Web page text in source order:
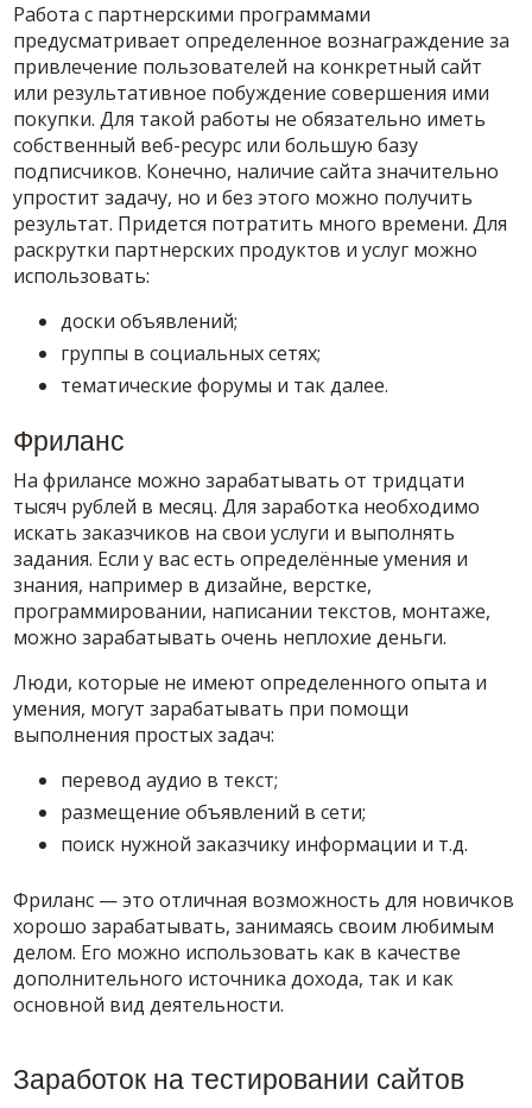
Работа с партнерскими программами
предусматривает определенное вознаграждение за
привлечение пользователей на конкретный сайт
или результативное побуждение совершения ими
покупки. Для такой работы не обязательно иметь
собственный веб-ресурс или большую базу
подписчиков. Конечно, наличие сайта значительно
упростит задачу, но и без этого можно получить
результат. Придется потратить много времени. Для
раскрутки партнерских продуктов и услуг можно
использовать:
доски объявлений;
группы в социальных сетях;
тематические форумы и так далее.
Фриланс
На фрилансе можно зарабатывать от тридцати
тысяч рублей в месяц. Для заработка необходимо
искать заказчиков на свои услуги и выполнять
задания. Если у вас есть определённые умения и
знания, например в дизайне, верстке,
программировании, написании текстов, монтаже,
можно зарабатывать очень неплохие деньги.
Люди, которые не имеют определенного опыта и
умения, могут зарабатывать при помощи
выполнения простых задач:
перевод аудио в текст;
размещение объявлений в сети;
поиск нужной заказчику информации и т.д.
Фриланс — это отличная возможность для новичков
хорошо зарабатывать, занимаясь своим любимым
делом. Его можно использовать как в качестве
дополнительного источника дохода, так и как
основной вид деятельности.
Заработок на тестировании сайтов